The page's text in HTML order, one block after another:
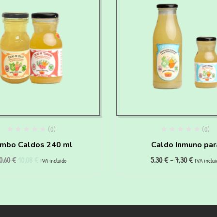
(0)
Caldos 240 ml
€ IVA incluido
(0)
Caldo Inmuno
cachorros
5,30€-7,30€ IVA